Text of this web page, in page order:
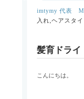
imtymy 代表
入れ,ヘアスタ
髪育ドライ
こんにちは。